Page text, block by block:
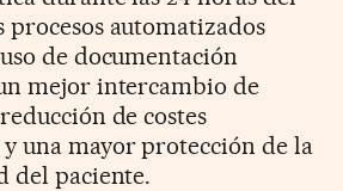
procesos automatizados
de documentación
mejor intercambio de
de costes
una mayor protección de la
del paciente.